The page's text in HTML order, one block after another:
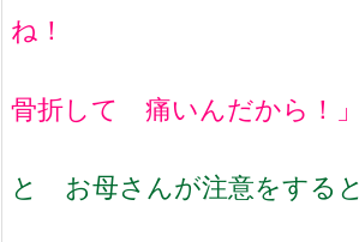
ね！
骨折して 痛いんだから！」
と お母さんが注意をすると